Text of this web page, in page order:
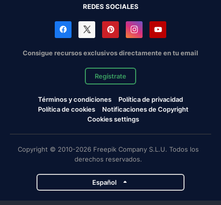
REDES SOCIALES
Consigue recursos exclusivos directamente en tu email
Regístrate
Términos y condiciones
Política de privacidad
Política de cookies
Notificaciones de Copyright
Cookies settings
Copyright © 2010-2026 Freepik Company S.L.U. Todos los
derechos reservados.
Español